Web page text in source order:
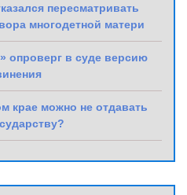
пересматривать
многодетной матери
опроверг в суде версию
крае можно не отдавать